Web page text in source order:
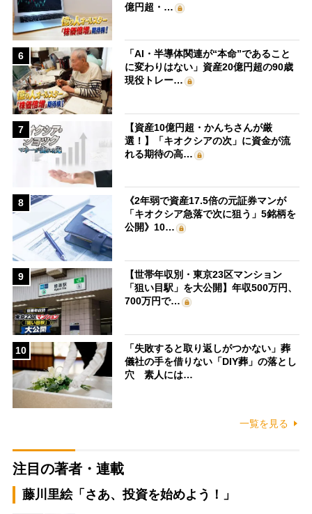
億円超・…
6
「AI・半導体関連が“本命”であること
に変わりはない」資産20億円超の90歳
現役トレー…
7
【資産10億円超・かんちさんが厳
選！】「キオクシアの次」に資金が流
れる期待の高…
8
《2年弱で資産17.5倍の元証券マンが
「キオクシア急落で次に狙う」5銘柄を
公開》10…
9
【世帯年収別・東京23区マンション
「狙い目駅」を大公開】年収500万円、
700万円で…
10
「失敗すると取り返しがつかない」葬
儀社の手を借りない「DIY葬」の落とし
穴 素人には…
一覧を見る
注目の著者・連載
藤川里絵「さあ、投資を始めよう！」